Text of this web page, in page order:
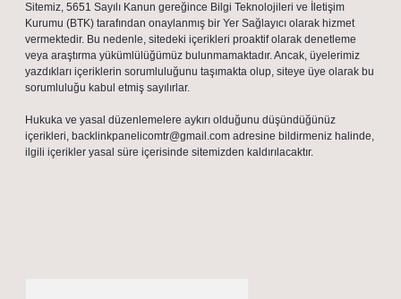
Sitemiz, 5651 Sayılı Kanun gereğince Bilgi Teknolojileri ve İletişim
Kurumu (BTK) tarafından onaylanmış bir Yer Sağlayıcı olarak hizmet
vermektedir. Bu nedenle, sitedeki içerikleri proaktif olarak denetleme
veya araştırma yükümlülüğümüz bulunmamaktadır. Ancak, üyelerimiz
yazdıkları içeriklerin sorumluluğunu taşımakta olup, siteye üye olarak bu
sorumluluğu kabul etmiş sayılırlar.
Hukuka ve yasal düzenlemelere aykırı olduğunu düşündüğünüz
içerikleri, backlinkpanelicomtr@gmail.com adresine bildirmeniz halinde,
ilgili içerikler yasal süre içerisinde sitemizden kaldırılacaktır.